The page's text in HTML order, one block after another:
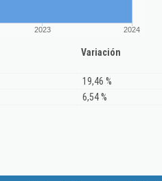
2023 2024
Variación
19,46 %
6,54 %